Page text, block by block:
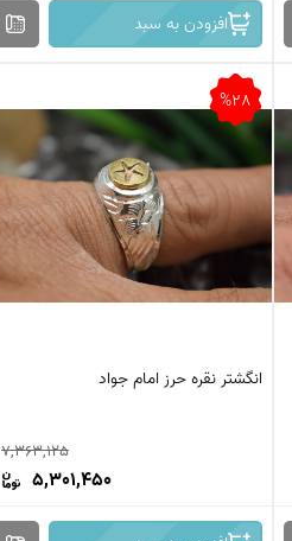
افزودن به سبد
انگشتر نقره حرز امام جواد
7,363,125
%28
5,301,450